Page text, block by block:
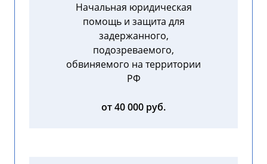
Начальная юридическая
помощь и защита для
задержанного,
подозреваемого,
обвиняемого на территории
РФ
от 40 000 руб.